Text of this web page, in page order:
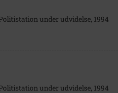
under udvidelse, 1994
under udvidelse, 1994